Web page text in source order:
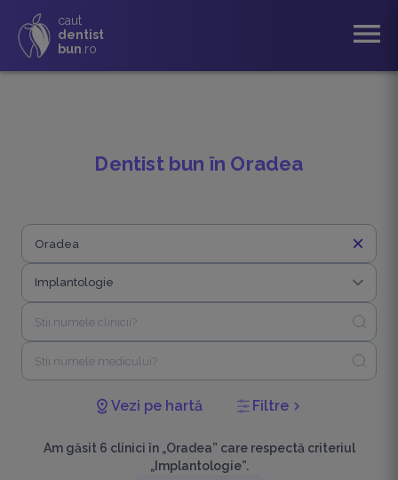
caut
dentist
bun .ro menu
Dentist bun în Oradea
close
close
Implantologie
Vezi pe hartă Filtre chevron_right
Am găsit 6 clinici în „Oradea” care respectă criteriul
„Implantologie”.